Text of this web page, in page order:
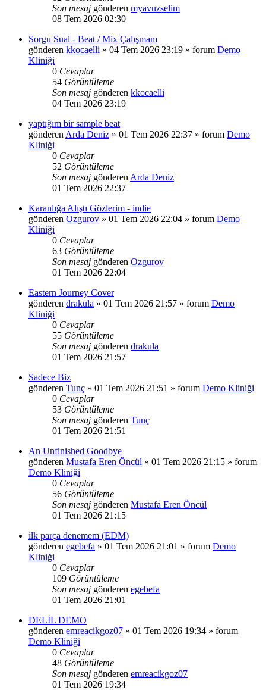
Son mesaj gönderen myavuzselim
08 Tem 2026 02:30
Sorgu Sual - Beat / Mix Çalışmam
gönderen kkocaelli » 04 Tem 2026 23:19 » forum Demo
Kliniği
0 Cevaplar
54 Görüntüleme
Son mesaj gönderen kkocaelli
04 Tem 2026 23:19
yaptığım bir sample beat
gönderen Arda Deniz » 01 Tem 2026 22:37 » forum Demo
Kliniği
0 Cevaplar
52 Görüntüleme
Son mesaj gönderen Arda Deniz
01 Tem 2026 22:37
Karanlığa Alıştı Gözlerim - indie
gönderen Ozgurov » 01 Tem 2026 22:04 » forum Demo
Kliniği
0 Cevaplar
63 Görüntüleme
Son mesaj gönderen Ozgurov
01 Tem 2026 22:04
Eastern Journey Cover
gönderen drakula » 01 Tem 2026 21:57 » forum Demo
Kliniği
0 Cevaplar
55 Görüntüleme
Son mesaj gönderen drakula
01 Tem 2026 21:57
Sadece Biz
gönderen Tunç » 01 Tem 2026 21:51 » forum Demo Kliniği
0 Cevaplar
53 Görüntüleme
Son mesaj gönderen Tunç
01 Tem 2026 21:51
An Unfinished Goodbye
gönderen Mustafa Eren Öncül » 01 Tem 2026 21:15 » forum
Demo Kliniği
0 Cevaplar
56 Görüntüleme
Son mesaj gönderen Mustafa Eren Öncül
01 Tem 2026 21:15
ilk parça denemem (EDM)
gönderen egebefa » 01 Tem 2026 21:01 » forum Demo
Kliniği
0 Cevaplar
109 Görüntüleme
Son mesaj gönderen egebefa
01 Tem 2026 21:01
DELİL DEMO
gönderen emreacikgoz07 » 01 Tem 2026 19:34 » forum
Demo Kliniği
0 Cevaplar
48 Görüntüleme
Son mesaj gönderen emreacikgoz07
01 Tem 2026 19:34